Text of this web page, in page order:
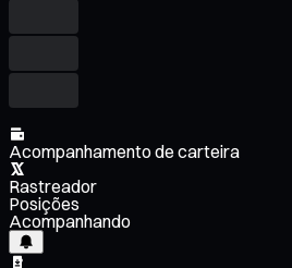
Acompanhamento de carteira
Rastreador
Posições
Acompanhando